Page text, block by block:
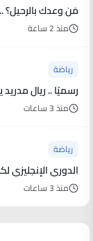
مَن وعدك بالرحيل؟ .. الزمالك يواجه خوان بيزيرا ببيان ناري ويرفض رحيله
منذ 2 ساعة
رياضة
رسميًا .. ريال مدريد يمدد عقد فينيسيوس جونيور
منذ 3 ساعات
رياضة
الدوري الإنجليزي
منذ 3 ساعات